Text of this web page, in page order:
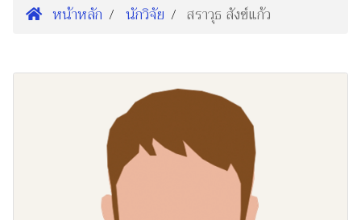
หน้าหลัก นักวิจัย สราวุธ สังข์แก้ว